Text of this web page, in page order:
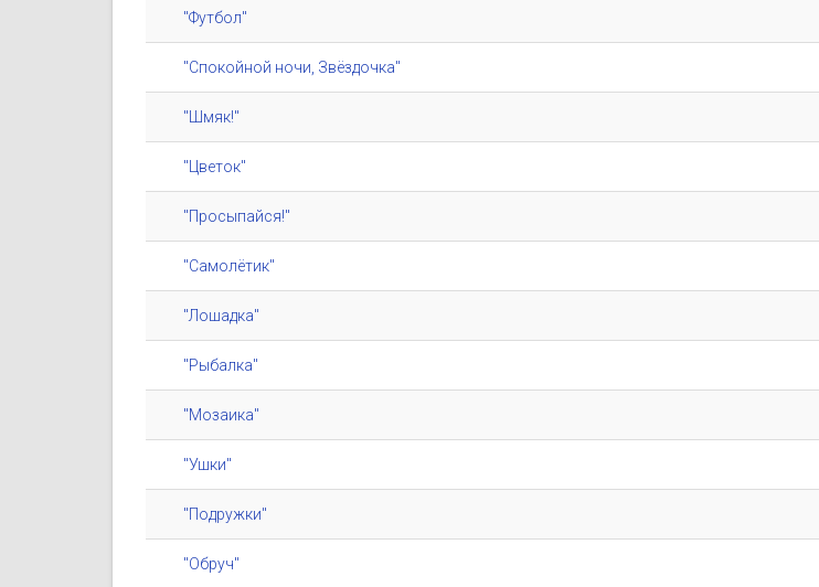
"Футбол"
"Спокойной ночи, Звёздочка"
"Шмяк!"
"Цветок"
"Просыпайся!"
"Самолётик"
"Лошадка"
"Рыбалка"
"Мозаика"
"Ушки"
"Подружки"
"Обруч"